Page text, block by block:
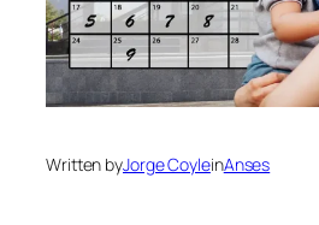
Written byJorge CoyleinAnses